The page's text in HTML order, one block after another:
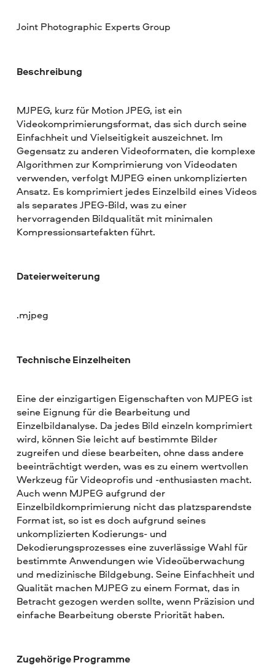
Joint Photographic Experts Group
Beschreibung
MJPEG, kurz für Motion JPEG, ist ein
Videokomprimierungsformat, das sich durch seine
Einfachheit und Vielseitigkeit auszeichnet. Im
Gegensatz zu anderen Videoformaten, die komplexe
Algorithmen zur Komprimierung von Videodaten
verwenden, verfolgt MJPEG einen unkomplizierten
Ansatz. Es komprimiert jedes Einzelbild eines Videos
als separates JPEG-Bild, was zu einer
hervorragenden Bildqualität mit minimalen
Kompressionsartefakten führt.
Dateierweiterung
.mjpeg
Technische Einzelheiten
Eine der einzigartigen Eigenschaften von MJPEG ist
seine Eignung für die Bearbeitung und
Einzelbildanalyse. Da jedes Bild einzeln komprimiert
wird, können Sie leicht auf bestimmte Bilder
zugreifen und diese bearbeiten, ohne dass andere
beeinträchtigt werden, was es zu einem wertvollen
Werkzeug für Videoprofis und -enthusiasten macht.
Auch wenn MJPEG aufgrund der
Einzelbildkomprimierung nicht das platzsparendste
Format ist, so ist es doch aufgrund seines
unkomplizierten Kodierungs- und
Dekodierungsprozesses eine zuverlässige Wahl für
bestimmte Anwendungen wie Videoüberwachung
und medizinische Bildgebung. Seine Einfachheit und
Qualität machen MJPEG zu einem Format, das in
Betracht gezogen werden sollte, wenn Präzision und
einfache Bearbeitung oberste Priorität haben.
Zugehörige Programme